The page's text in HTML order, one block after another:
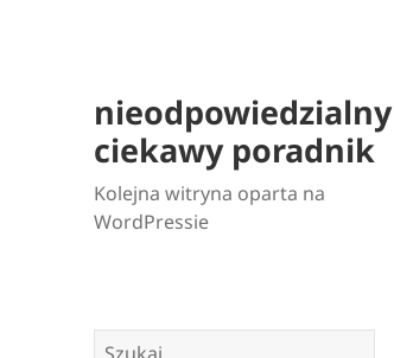
nieodpowiedzialny
ciekawy poradnik
Kolejna witryna oparta na
WordPressie
Szukaj: